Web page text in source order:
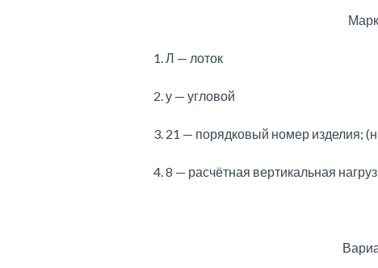
1. Л — лоток
2. у — угловой
3. 21 — порядковый номер изделия;
4. 8 — расчётная вертикальная